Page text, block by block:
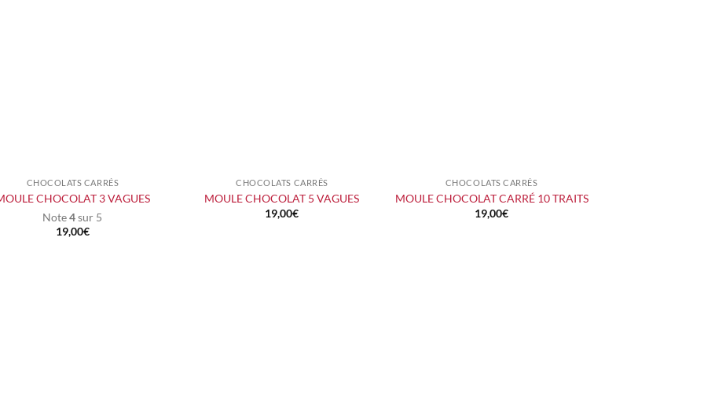
CHOCOLATS CARRÉS
CHOCOLAT 3 VAGUES
Note4sur 5
19,00€
+CHOCOLATS CARRÉS
MOULE CHOCOLAT 5 VAGUES
19,00€
CHOCOLATS CARRÉS
MOULE CHOCOLAT CARRÉ 10 TRAITS
19,00€